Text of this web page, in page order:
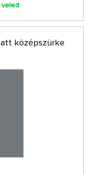
veled
középszürke